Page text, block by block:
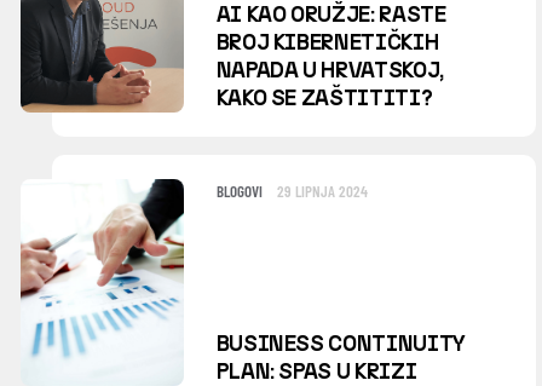
AI KAO ORUŽJE: RASTE
BROJ KIBERNETIČKIH
NAPADA U HRVATSKOJ,
KAKO SE ZAŠTITITI?
BLOGOVI 29 LIPNJA 2024
BUSINESS CONTINUITY
PLAN: SPAS U KRIZI